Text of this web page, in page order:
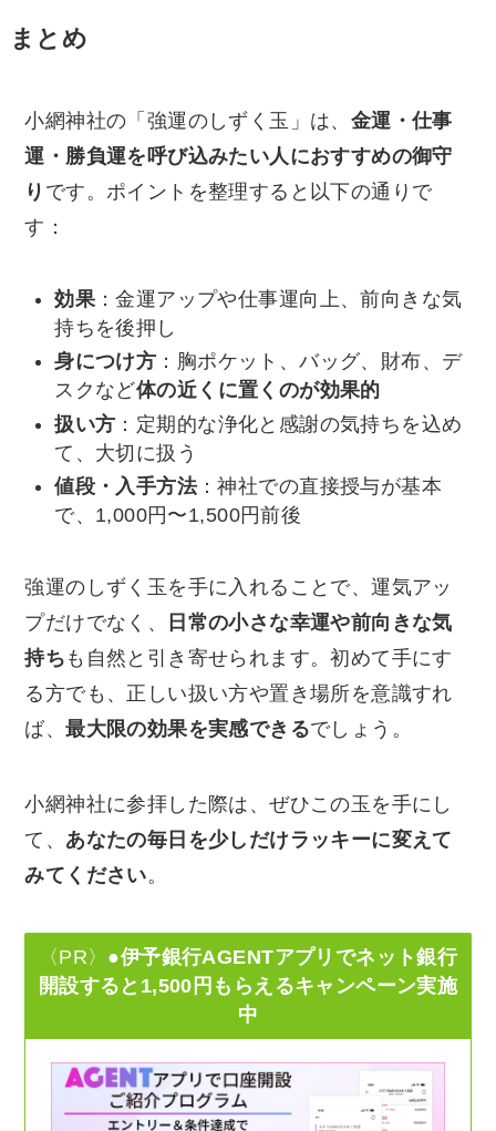
まとめ
小網神社の「強運のしずく玉」は、 金運・仕事
運・勝負運を呼び込みたい人におすすめの御守
り です。ポイントを整理すると以下の通りで
す：
効果 ：金運アップや仕事運向上、前向きな気
持ちを後押し
身につけ方 ：胸ポケット、バッグ、財布、デ
スクなど体の近くに置くのが効果的
扱い方 ：定期的な浄化と感謝の気持ちを込め
て、大切に扱う
値段・入手方法：神社での直接授与が基本
で、1,000円〜1,500円前後
強運のしずく玉を手に入れることで、運気アッ
プだけでなく、
日常の小さな幸運や前向きな気
持ち も自然と引き寄せられます。初めて手にす
る方でも、正しい扱い方や置き場所を意識すれ
ば、最大限の効果を実感できるでしょう。
小網神社に参拝した際は、ぜひこの玉を手にし
て、 あなたの毎日を少しだけラッキーに変えて
みてください。
〈PR〉 ●伊予銀行AGENTアプリでネット銀行
開設すると1,500円もらえるキャンペーン実施
中